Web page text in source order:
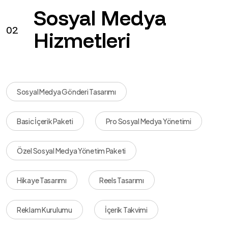
02
Sosyal Medya
Hizmetleri
Sosyal Medya Gönderi Tasarımı
Basic İçerik Paketi Pro Sosyal Medya Yönetimi
Özel Sosyal Medya Yönetim Paketi
Hikaye Tasarımı Reels Tasarımı
Reklam Kurulumu İçerik Takvimi